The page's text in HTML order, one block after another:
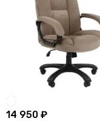
14 950 ₽